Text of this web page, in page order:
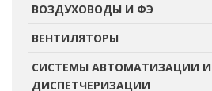
ВОЗДУХОВОДЫ И ФЭ
ВЕНТИЛЯТОРЫ
СИСТЕМЫ АВТОМАТИЗАЦИИ И
ДИСПЕТЧЕРИЗАЦИИ